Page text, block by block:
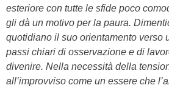
esteriore con tutte le sfide poco
gli dà un motivo per la paura.
quotidiano il suo orientamento verso
passi chiari di osservazione e di
divenire. Nella necessità della
all’improvviso come un essere che